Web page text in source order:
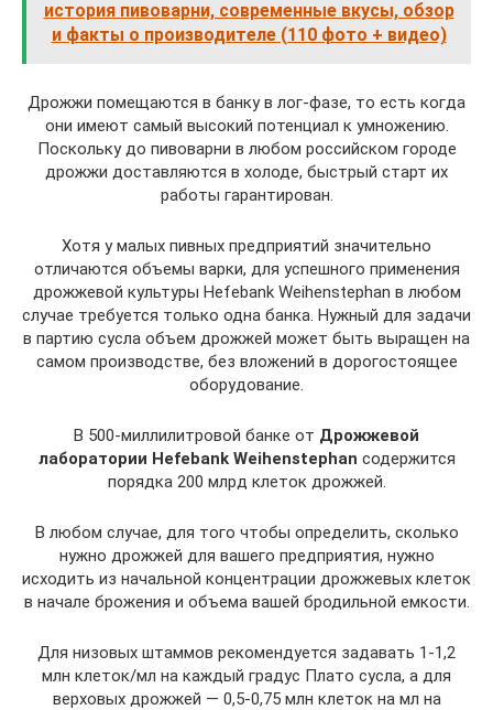
история пивоварни, современные вкусы, обзор
и факты о производителе (110 фото + видео)
Дрожжи помещаются в банку в лог-фазе, то есть когда
они имеют самый высокий потенциал к умножению.
Поскольку до пивоварни в любом российском городе
дрожжи доставляются в холоде, быстрый старт их
работы гарантирован.
Хотя у малых пивных предприятий значительно
отличаются объемы варки, для успешного применения
дрожжевой культуры Hefebank Weihenstephan в любом
случае требуется только одна банка. Нужный для задачи
в партию сусла объем дрожжей может быть выращен на
самом производстве, без вложений в дорогостоящее
оборудование.
В 500-миллилитровой банке от Дрожжевой
лаборатории Hefebank Weihenstephan содержится
порядка 200 млрд клеток дрожжей.
В любом случае, для того чтобы определить, сколько
нужно дрожжей для вашего предприятия, нужно
исходить из начальной концентрации дрожжевых клеток
в начале брожения и объема вашей бродильной емкости.
Для низовых штаммов рекомендуется задавать 1-1,2
млн клеток/мл на каждый градус Плато сусла, а для
верховых дрожжей — 0,5-0,75 млн клеток на мл на